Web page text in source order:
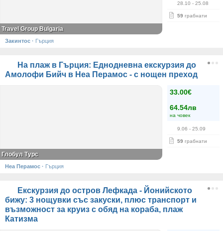
28.10 - 25.08
59 грабнати
Travel Group Bulgaria
Закинтос · Гърция
На плаж в Гърция: Еднодневна екскурзия до
Амолофи Бийч в Неа Перамос - с нощен преход
33.00€
64.54лв
на човек
9.06 - 25.09
59 грабнати
Глобул Турс
Неа Перамос · Гърция
Екскурзия до остров Лефкада - Йонийското
бижу: 3 нощувки със закуски, плюс транспорт и
възможност за круиз с обяд на кораба, плаж
Катизма